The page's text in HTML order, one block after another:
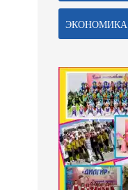
ЭКОНОМИКА